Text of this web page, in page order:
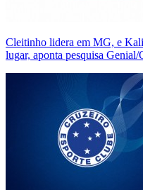
Cleitinho lidera em MG, e
lugar, aponta pesquisa Genial/